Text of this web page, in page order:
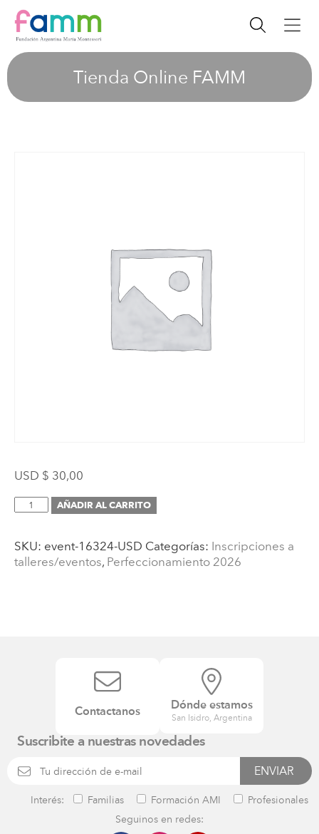
Tienda Online FAMM
USD $ 30,00
Inscripción
de
Perfeccionamiento
de
y
Dehaene)
AÑADIR AL CARRITO
SKU: event-16324-USD Categorías: Inscripciones a
talleres/eventos, Perfeccionamiento 2026
Contactanos
Dónde estamos
San Isidro, Argentina
Suscribite a nuestras novedades
Interés: Familias Formación AMI
Profesionales
Seguinos en redes: